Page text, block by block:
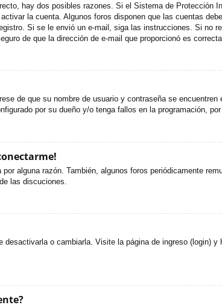
hay dos posibles razones. Si el Sistema de Protección
la cuenta. Algunos foros disponen que las cuentas
Si se le envió un e-mail, siga las instrucciones. Si no
de que la dirección de e-mail que proporcionó es
de que su nombre de usuario y contraseña se
por su dueño y/o tenga fallos en la programación,
alguna razón. También, algunos foros periódicamente
las discuciones.
o cambiarla. Visite la página de ingreso (login) y